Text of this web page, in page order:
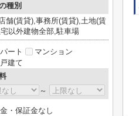
種別
舗(賃貸),事務所(賃貸),土地(賃
以外建物全部,駐車場
ート
マンション
建て
～
・保証金なし